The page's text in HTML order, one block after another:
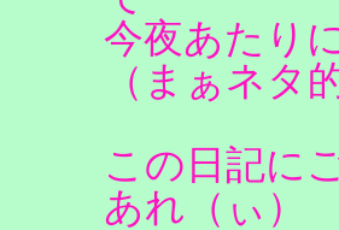
今夜あたり
（まぁネタ
この日記に
あれ（ぃ）